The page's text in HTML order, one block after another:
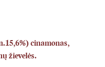
cinamonas,
žievelės.